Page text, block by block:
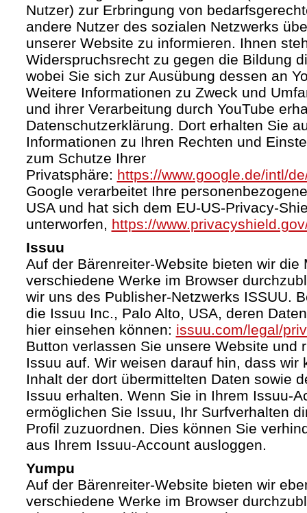
Nutzer) zur Erbringung von
andere Nutzer des sozialen Netzwerks
unserer Website zu informieren. Ihnen
Widerspruchsrecht zu gegen die Bildung
wobei Sie sich zur Ausübung dessen an
Weitere Informationen zu Zweck und
und ihrer Verarbeitung durch YouTube
Datenschutzerklärung. Dort erhalten Sie
Informationen zu Ihren Rechten und
zum Schutze Ihrer
Privatsphäre: https://www.google.de/intl/
Google verarbeitet Ihre
USA und hat sich dem EU-US-Privacy-
unterworfen, https://
Issuu
Auf der Bärenreiter-Website bieten wir die
verschiedene Werke im Browser
wir uns des Publisher-Netzwerks ISSUU.
die Issuu Inc., Palo Alto, USA, deren
hier einsehen können: issuu.com/legal/
Button verlassen Sie unsere Website und
Issuu auf. Wir weisen darauf hin, dass wir
Inhalt der dort übermittelten Daten sowie
Issuu erhalten. Wenn Sie in Ihrem Issuu-
ermöglichen Sie Issuu, Ihr Surfverhalten
Profil zuzuordnen. Dies können Sie
aus Ihrem Issuu-Account ausloggen.
Yumpu
Auf der Bärenreiter-Website bieten wir
verschiedene Werke im Browser